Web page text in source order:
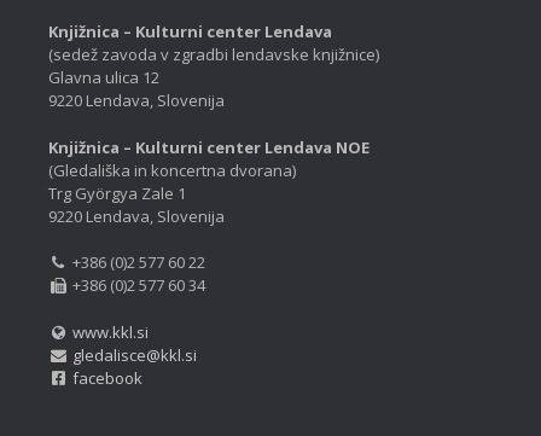
Knjižnica – Kulturni center Lendava
(sedež zavoda v zgradbi lendavske knjižnice)
Glavna ulica 12
9220 Lendava, Slovenija
Knjižnica – Kulturni center Lendava NOE
(Gledališka in koncertna dvorana)
Trg Györgya Zale 1
9220 Lendava, Slovenija
+386 (0)2 577 60 22
+386 (0)2 577 60 34
www.kkl.si
gledalisce@kkl.si
facebook